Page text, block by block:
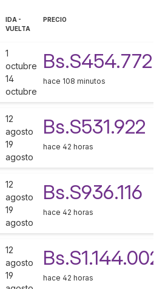
IDA -
VUELTA
PRECIO
1
octubre
14
octubre
Bs.S454.772
hace 108 minutos
12
agosto
19
agosto
Bs.S531.922
hace 42 horas
12
agosto
19
agosto
Bs.S936.116
hace 42 horas
12
agosto
19
Bs.S1.144.002
hace 42 horas